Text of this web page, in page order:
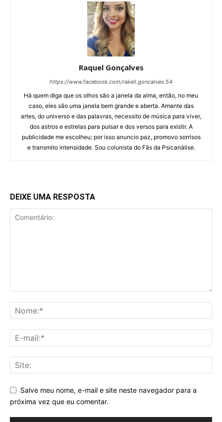
Raquel Gonçalves
https://www.facebook.com/rakell.goncalves.54
Há quem diga que os olhos são a janela da alma, então, no meu
caso, eles são uma janela bem grande e aberta. Amante das
artes, do universo e das palavras, necessito de música para viver,
dos astros e estrelas para pulsar e dos versos para existir. A
publicidade me escolheu; por isso anuncio paz, promovo sorrisos
e transmito intensidade. Sou colunista do Fãs da Psicanálise.
DEIXE UMA RESPOSTA
Salve meu nome, e-mail e site neste navegador para a
próxima vez que eu comentar.